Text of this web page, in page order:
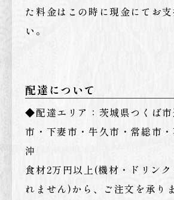
た料金はこの時に現金にてお
い。
配達について
◆配達エリア：茨城県つくば市
市・下妻市・牛久市・常総市
沖
食材2万円以上(機材・ドリンク
れません)から、ご注文を承りま